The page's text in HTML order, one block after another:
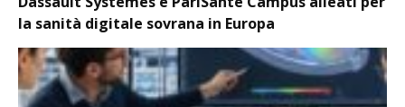
la sanità digitale sovrana in Europa